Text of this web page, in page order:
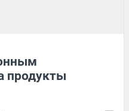
продукты